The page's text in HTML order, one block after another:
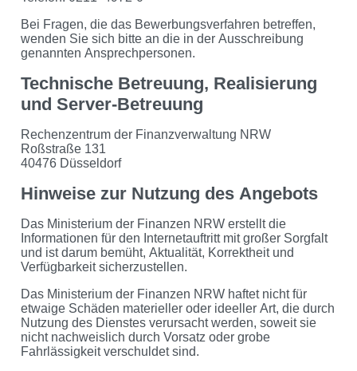
Bei Fragen, die das Bewerbungsverfahren betreffen,
wenden Sie sich bitte an die in der Ausschreibung
genannten Ansprechpersonen.
Technische Betreuung, Realisierung
und Server-Betreuung
Rechenzentrum der Finanzverwaltung NRW
Roßstraße 131
40476 Düsseldorf
Hinweise zur Nutzung des Angebots
Das Ministerium der Finanzen NRW erstellt die
Informationen für den Internetauftritt mit großer Sorgfalt
und ist darum bemüht, Aktualität, Korrektheit und
Verfügbarkeit sicherzustellen.
Das Ministerium der Finanzen NRW haftet nicht für
etwaige Schäden materieller oder ideeller Art, die durch
Nutzung des Dienstes verursacht werden, soweit sie
nicht nachweislich durch Vorsatz oder grobe
Fahrlässigkeit verschuldet sind.